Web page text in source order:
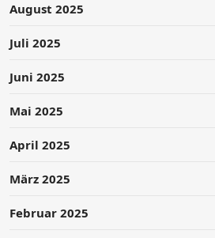
August 2025
Juli 2025
Juni 2025
Mai 2025
April 2025
März 2025
Februar 2025